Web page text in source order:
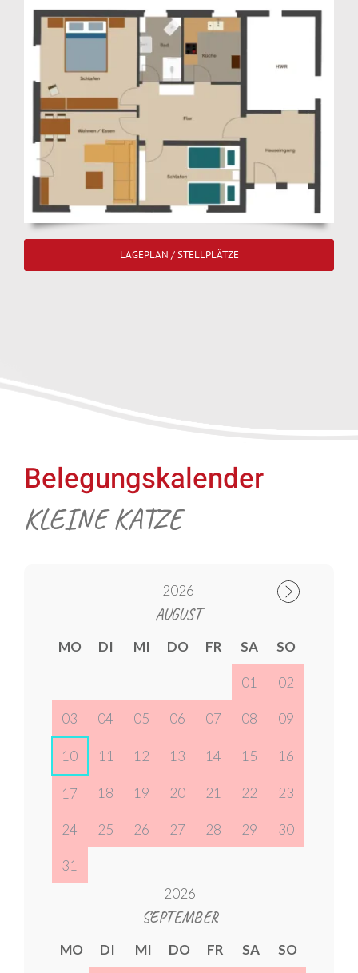
LAGEPLAN / STELLPLÄTZE
Belegungskalender
KLEINE KATZE
2026
AUGUST
MO DI MI DO FR SA SO
01 02
03 04 05 06 07 08 09
10 11 12 13 14 15 16
17 18 19 20 21 22 23
24 25 26 27 28 29 30
31
2026
SEPTEMBER
MO DI MI DO FR SA SO